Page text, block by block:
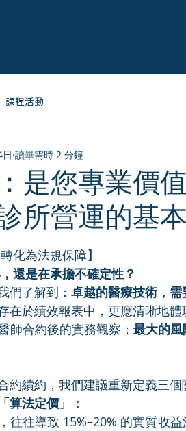
課程活動
是您專業價
所營運的基
讀畢需時 2 分鐘
化為法規保障】
還是在承擔不確定性？
們了解到： 卓越的醫療技術，需
在於績效報表中，更應清晰地體
師合約後的實務觀察： 最大的
約續約，我們建議重新定義三個
算法定價」：
往往導致 15%–20% 的實質收